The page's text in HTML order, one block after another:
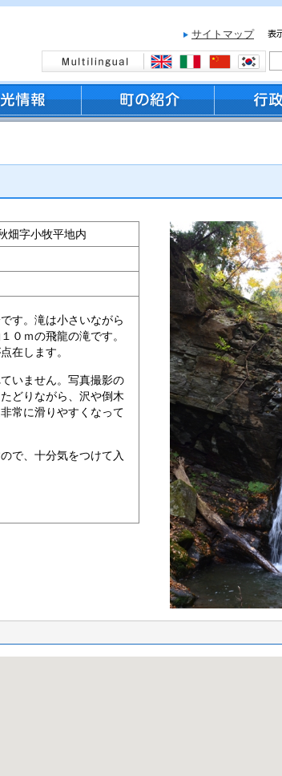
サイトマップ
畑字小牧平地内
す。滝は小さいながら
０ｍの飛龍の滝です。
在します。
いません。写真撮影の
どりながら、沢や倒木
常に滑りやすくなって
で、十分気をつけて入